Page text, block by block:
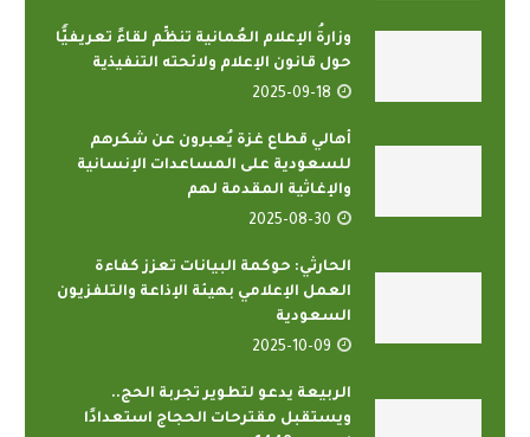
وزارةُ الإعلام العُمانية تنظِّم لقاءً تعريفيًّا
حول قانون الإعلام ولائحته التنفيذية
2025-09-18
أهالي قطاع غزة يُعبرون عن شكرهم
للسعودية على المساعدات الإنسانية
والإغاثية المقدمة لهم
2025-08-30
الحارثي: حوكمة البيانات تعزز كفاءة
العمل الإعلامي بهيئة الإذاعة والتلفزيون
السعودية
2025-10-09
الربيعة يدعو لتطوير تجربة الحج..
ويستقبل مقترحات الحجاج استعدادًا